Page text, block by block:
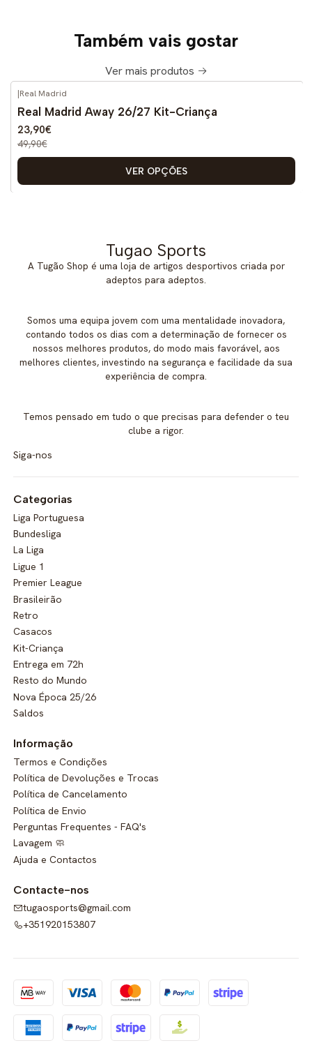
Também vais gostar
Ver mais produtos
-52%
DESCONTO
|Real Madrid
Real Madrid Away 26/27 Kit-Criança
23,90€
49,90€
VER OPÇÕES
Tugao Sports
A Tugão Shop é uma loja de artigos desportivos criada por
adeptos para adeptos.
Somos uma equipa jovem com uma mentalidade inovadora,
contando todos os dias com a determinação de fornecer os
nossos melhores produtos, do modo mais favorável, aos
melhores clientes, investindo na segurança e facilidade da sua
experiência de compra.
Temos pensado em tudo o que precisas para defender o teu
clube a rigor.
Siga-nos
Categorias
Liga Portuguesa
Bundesliga
La Liga
Ligue 1
Premier League
Brasileirão
Retro
Casacos
Kit-Criança
Entrega em 72h
Resto do Mundo
Nova Época 25/26
Saldos
Informação
Termos e Condições
Política de Devoluções e Trocas
Política de Cancelamento
Política de Envio
Perguntas Frequentes - FAQ's
Lavagem 🧼
Ajuda e Contactos
Contacte-nos
tugaosports@gmail.com
+351920153807